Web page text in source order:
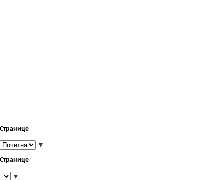
Странице
▼
Странице
▼